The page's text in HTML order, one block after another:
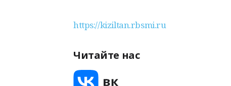
https://kiziltan.rbsmi.ru
Читайте нас